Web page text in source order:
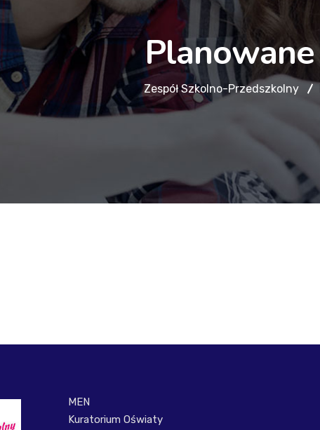
Zespół Szkolno-Przedszkolny
MEN
Kuratorium Oświaty